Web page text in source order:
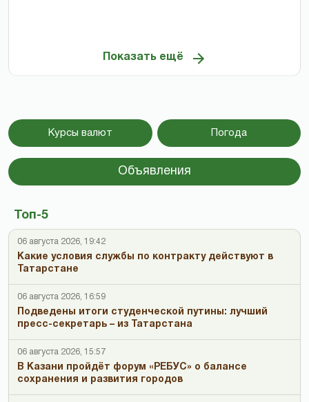
Показать ещё
Курсы валют Погода
Объявления
Топ-5
06 августа 2026, 19:42
Какие условия службы по контракту действуют в
Татарстане
06 августа 2026, 16:59
Подведены итоги студенческой путины: лучший
пресс-секретарь – из Татарстана
06 августа 2026, 15:57
В Казани пройдёт форум «РЕБУС» о балансе
сохранения и развития городов